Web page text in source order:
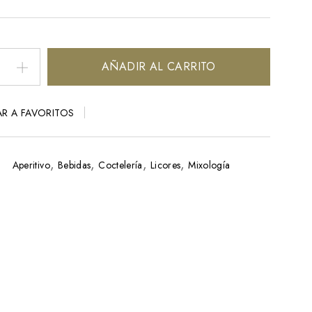
AÑADIR AL CARRITO
A FAVORITOS
Aperitivo, Bebidas,Coctelería, Licores,Mixología